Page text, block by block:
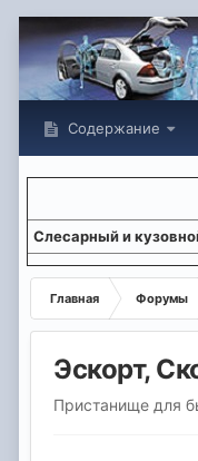
Содержание
Слесарный и
Главная Форумы
Эскорт,
Пристанище для